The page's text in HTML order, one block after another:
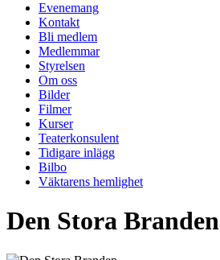
Evenemang
Kontakt
Bli medlem
Medlemmar
Styrelsen
Om oss
Bilder
Filmer
Kurser
Teaterkonsulent
Tidigare inlägg
Bilbo
Väktarens hemlighet
Den Stora Branden